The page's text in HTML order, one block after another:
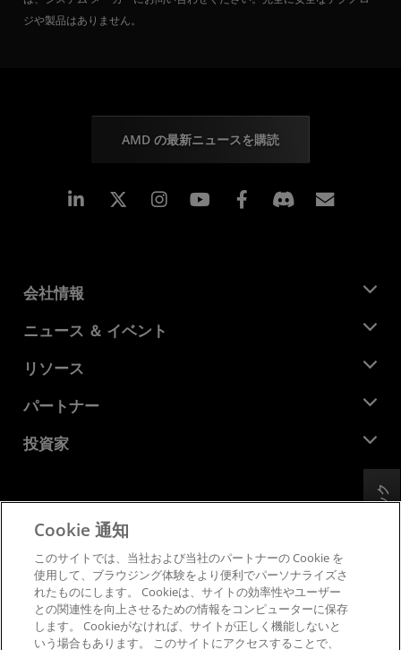
ジや製品はありません。
AMD の最新ニュースを購読
Linkedin Instagram Facebook
会社情報
AMD について
企業責任
お問い合わせ
ニュース ＆ イベント
ニュースルーム
メディア ライブラリ
リソース
デベロッパー セントラル
ケース スタディ
パートナー
AMD パートナー ハブ
投資家
財務情報
取締役会
ガバナンス報告書
SEC 提出書類
プライバシー
商標
サプライ チェーンの透明性
公正でオープンな競争
英国税務戦略
フィードバック
Cookie 通知
このサイトでは、当社および当社のパートナーの Cookie を
使用して、ブラウジング体験をより便利でパーソナライズさ
れたものにします。 Cookieは、サイトの効率性やユーザー
との関連性を向上させるための情報をコンピューターに保存
します。 Cookieがなければ、サイトが正しく機能しないと
いう場合もあります。 このサイトにアクセスすることで、